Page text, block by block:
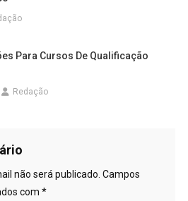
Para Cursos De Qualificação
Redação
não será publicado. Campos
com *